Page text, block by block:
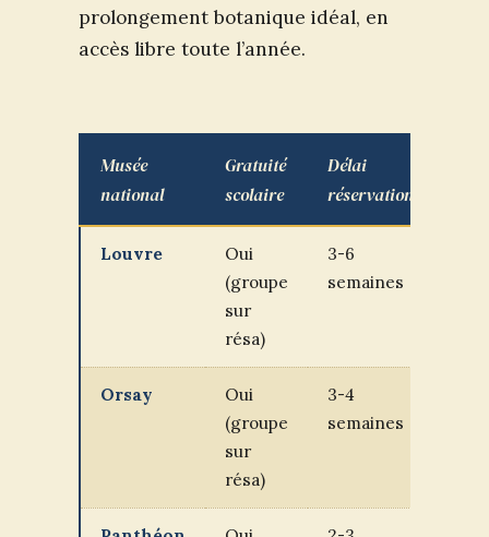
prolongement botanique idéal, en
accès libre toute l’année.
Musée
national
Gratuité
scolaire
Délai
réservation
Louvre
Oui
(groupe
sur
résa)
3-6
semaines
Orsay
Oui
(groupe
sur
résa)
3-4
semaines